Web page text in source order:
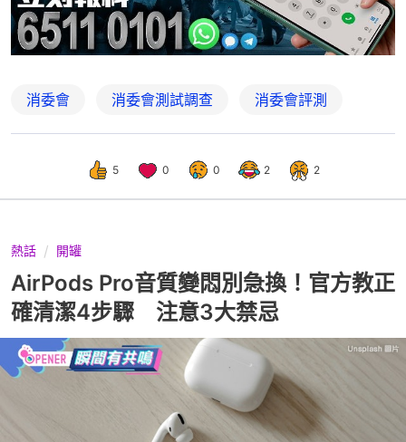
消委會 消委會測試調查 消委會評測
5 0 0 2 2
熱話 開罐
AirPods Pro音質變悶別急換！官方教正
確清潔4步驟 注意3大禁忌